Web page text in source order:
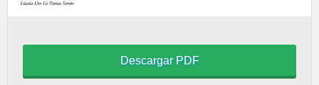
Descargar PDF